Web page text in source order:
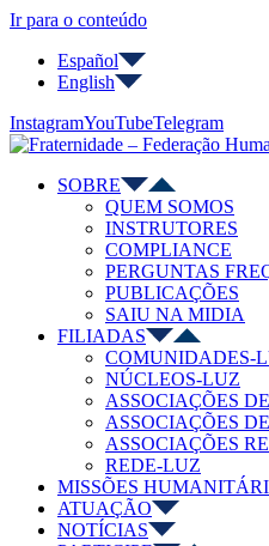
Ir para o conteúdo
Español
English
InstagramYouTubeTelegram
SOBRE
QUEM SOMOS
INSTRUTORES
COMPLIANCE
PERGUNTAS
PUBLICAÇÕES
SAIU NA MIDIA
FILIADAS
COMUNIDADES-
NÚCLEOS-LUZ
ASSOCIAÇÕES
ASSOCIAÇÕES
ASSOCIAÇÕES
REDE-LUZ
MISSÕES
ATUAÇÃO
NOTÍCIAS